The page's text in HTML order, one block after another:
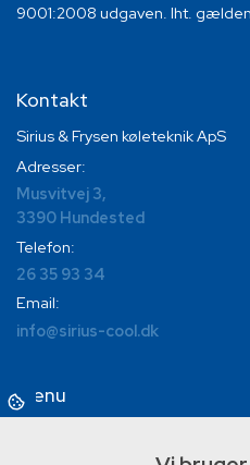
9001:2008 udgaven. Iht.
Kontakt
Sirius & Frysen køleteknik ApS
Adresser:
Musvitvej 3,
3390 Hundested
Telefon:
26 35 93 34
Email:
info@sirius-cool.dk
Menu
Om Sirius & Frysen​